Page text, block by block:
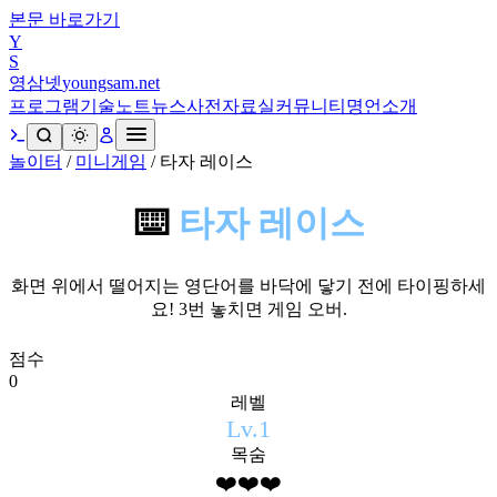
본문 바로가기
Y
S
영삼넷youngsam.net
프로그램기술노트뉴스사전 자료실커뮤니티 명언 소개
놀이터 / 미니게임 / 타자 레이스
⌨️ 타자 레이스
화면 위에서 떨어지는 영단어를 바닥에 닿기 전에 타이핑하세
요! 3번 놓치면 게임 오버.
점수
0
레벨
Lv.1
목숨
❤️❤️❤️